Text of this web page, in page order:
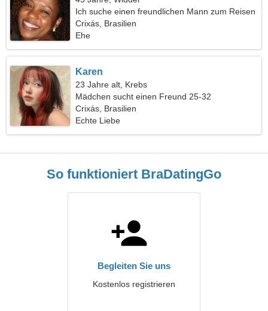
Ich suche einen freundlichen Mann zum Reisen
Crixás, Brasilien
Ehe
Karen
23 Jahre alt, Krebs
Mädchen sucht einen Freund 25-32
Crixás, Brasilien
Echte Liebe
So funktioniert BraDatingGo
Begleiten Sie uns
Kostenlos registrieren